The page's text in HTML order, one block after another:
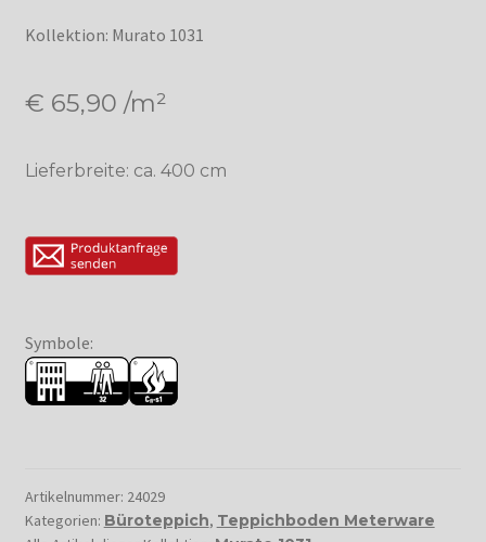
Kollektion: Murato 1031
€ 65,90 /m²
Lieferbreite: ca. 400 cm
Symbole:
Artikelnummer: 24029
Kategorien: Büroteppich, Teppichboden Meterware